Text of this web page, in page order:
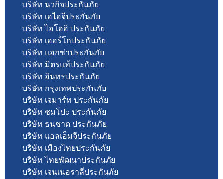
บริษัท นวกิจประกันภัย
บริษัท เอไอจีประกันภัย
บริษัท ไอโออิ ประกันภัย
บริษัท เออร์โกประกันภัย
บริษัท แอกซ่าประกันภัย
บริษัท มิตรแท้ประกันภัย
บริษัท อินทรประกันภัย
บริษัท กรุงเทพประกันภัย
บริษัท เจมาร์ท ประกันภัย
บริษัท ซมโปะ ประกันภัย
บริษัท ธนชาต ประกันภัย
บริษัท แอลเอ็มจีประกันภัย
บริษัท เมืองไทยประกันภัย
บริษัท ไทยพัฒนาประกันภัย
บริษัท เจนเนอราลี่ประกันภัย